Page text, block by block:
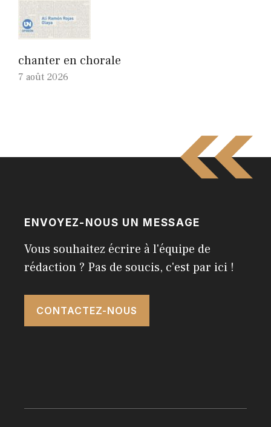
chanter en chorale
7 août 2026
ENVOYEZ-NOUS UN MESSAGE
Vous souhaitez écrire à l'équipe de
rédaction ? Pas de soucis, c'est par ici !
CONTACTEZ-NOUS